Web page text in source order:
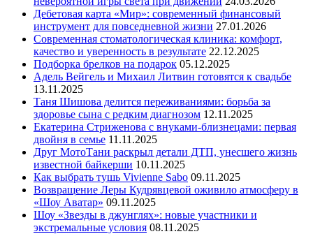
Дебетовая карта «Мир»: современный финансовый
инструмент для повседневной жизни 27.01.2026
Современная стоматологическая клиника: комфорт,
качество и уверенность в результате 22.12.2025
Подборка брелков на подарок 05.12.2025
Адель Вейгель и Михаил Литвин готовятся к свадьбе
13.11.2025
Таня Шишова делится переживаниями: борьба за
здоровье сына с редким диагнозом 12.11.2025
Екатерина Стриженова с внуками-близнецами: первая
двойня в семье 11.11.2025
Друг МотоТани раскрыл детали ДТП, унесшего жизнь
известной байкерши 10.11.2025
Как выбрать тушь Vivienne Sabo 09.11.2025
Возвращение Леры Кудрявцевой оживило атмосферу в
«Шоу Аватар» 09.11.2025
Шоу «Звезды в джунглях»: новые участники и
экстремальные условия 08.11.2025